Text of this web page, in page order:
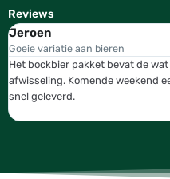
Reviews
Jeroen
Goeie variatie aan bieren
Het bockbier pakket bevat de
afwisseling. Komende weekend
snel geleverd.